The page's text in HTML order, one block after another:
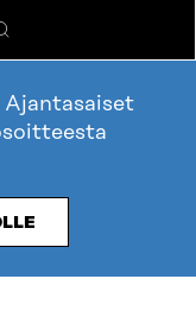
Hae
Ajantasaiset